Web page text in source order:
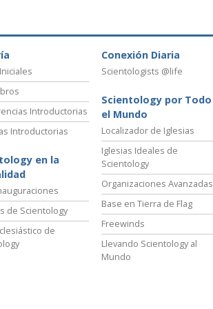
Introductorias
Introductorias
en la
de Scientology
de
Conexión Diaria
Scientologists @life
Scientology por Todo
el Mundo
Localizador de Iglesias
Iglesias Ideales de
Scientology
Organizaciones Avanzadas
Base en Tierra de Flag
Freewinds
Llevando Scientology al
Mundo